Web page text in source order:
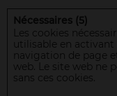
Nécessaires (5)
Les cookies
utilisable en
navigation de page
web. Le site web ne
sans ces cookies.